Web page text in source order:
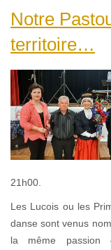
Notre
territoire…
21h00.
Les Lucois ou les
danse sont venus
la même passion